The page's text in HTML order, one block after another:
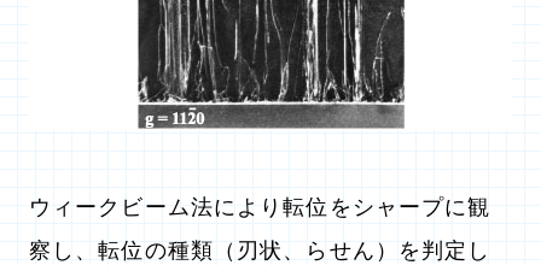
ウィークビーム法により転位をシャープに観
察し、転位の種類（刃状、らせん）を判定し